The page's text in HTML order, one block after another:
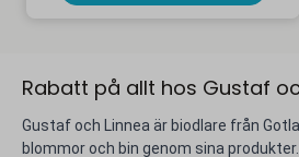
Rabatt på allt hos Gustaf
Gustaf och Linnea är biodlare från
blommor och bin genom sina